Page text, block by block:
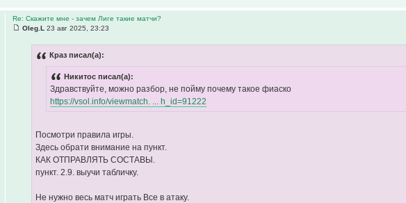
Re: Скажите мне - зачем Лиге такие матчи?
Oleg.L 23 авг 2025, 23:23
Краз писал(а):
Никитос писал(а):
Здравствуйте, можно разбор, не пойму почему такое фиаско
https://vsol.info/viewmatch. ... h_id=91222
Посмотри правила игры.
Здесь обрати внимание на пункт.
КАК ОТПРАВЛЯТЬ СОСТАВЫ.
пункт. 2.9. выучи табличку.
Не нужно весь матч играть Все в атаку.